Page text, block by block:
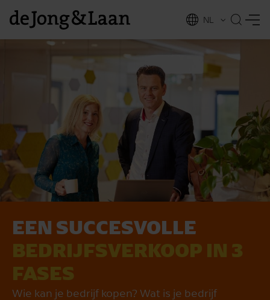
NL
EN
EEN SUCCESVOLLE
BEDRIJFSVERKOOP IN 3
FASES
Wie kan je bedrijf kopen? Wat is je bedrijf